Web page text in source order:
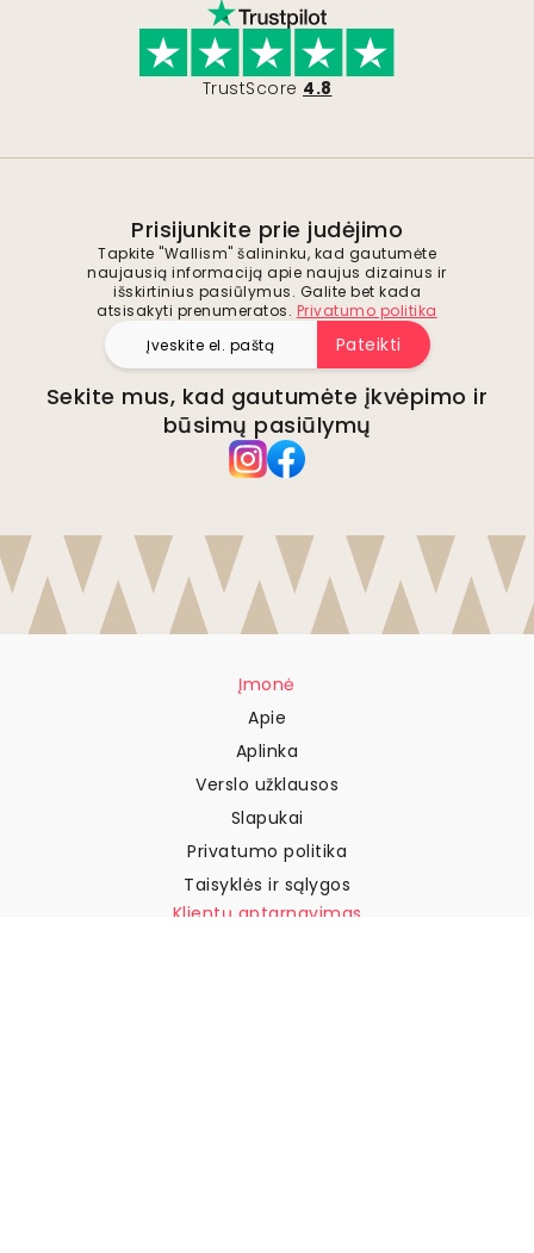
TrustScore 4.8
Prisijunkite prie judėjimo
Tapkite "Wallism" šalininku, kad gautumėte
naujausią informaciją apie naujus dizainus ir
išskirtinius pasiūlymus. Galite bet kada
atsisakyti prenumeratos. Privatumo politika
Pateikti
Sekite mus, kad gautumėte įkvėpimo ir
būsimų pasiūlymų
Įmonė
Apie
Aplinka
Verslo užklausos
Slapukai
Privatumo politika
Taisyklės ir sąlygos
Klientų aptarnavimas